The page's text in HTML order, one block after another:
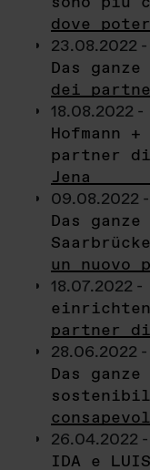
dove
23.08.2022 -
Das
dei
18.08.2022 -
Hofmann
partner di
Jena
09.08.2022 -
Das
un nuovo
18.07.2022 -
partner di
28.06.2022 -
Das
26.04.2022 -
IDA e